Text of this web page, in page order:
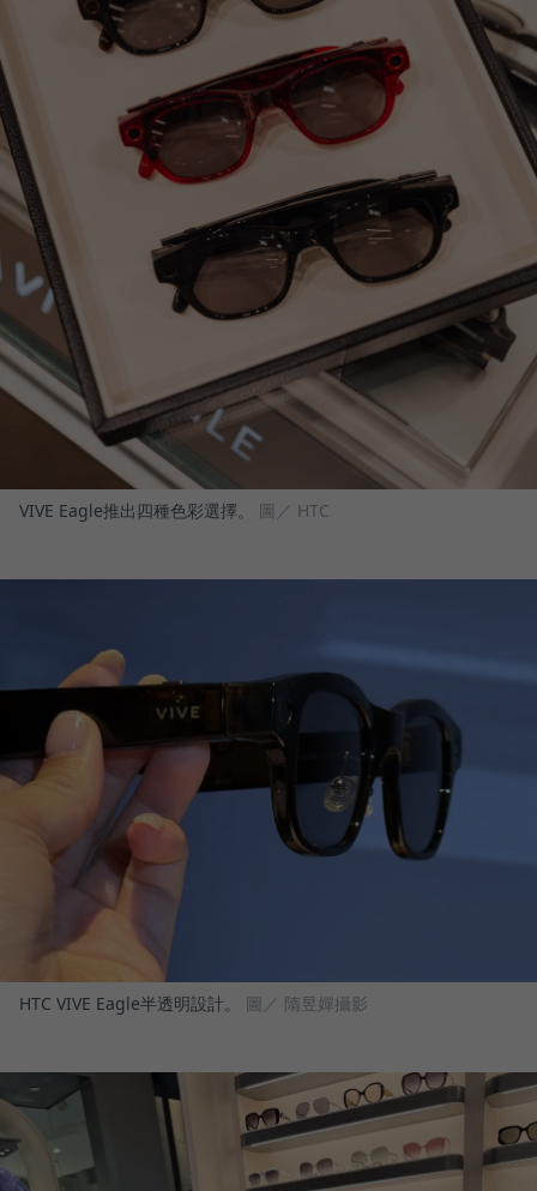
VIVE Eagle推出四種色彩選擇。 圖／ HTC
HTC VIVE Eagle半透明設計。 圖／ 隋昱嬋攝影